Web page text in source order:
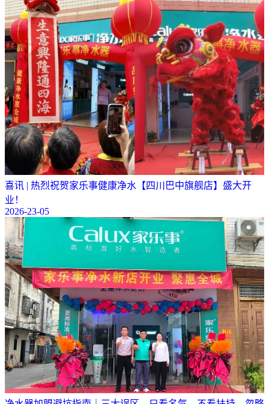
喜讯 | 热烈祝贺家乐事健康净水【四川巴中旗舰店】盛大开
业！
2026-23-05